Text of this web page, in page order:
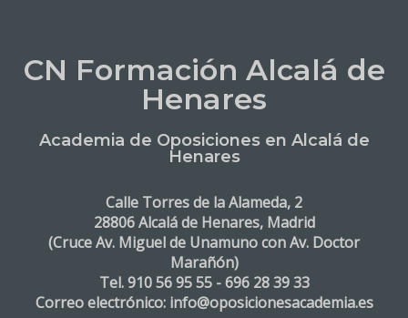
CN Formación Alcalá de
Henares
Academia de Oposiciones en Alcalá de
Henares
Calle Torres de la Alameda, 2
28806 Alcalá de Henares, Madrid
(Cruce Av. Miguel de Unamuno con Av. Doctor
Marañón)
Tel. 910 56 95 55 - 696 28 39 33
Correo electrónico: info@oposicionesacademia.es